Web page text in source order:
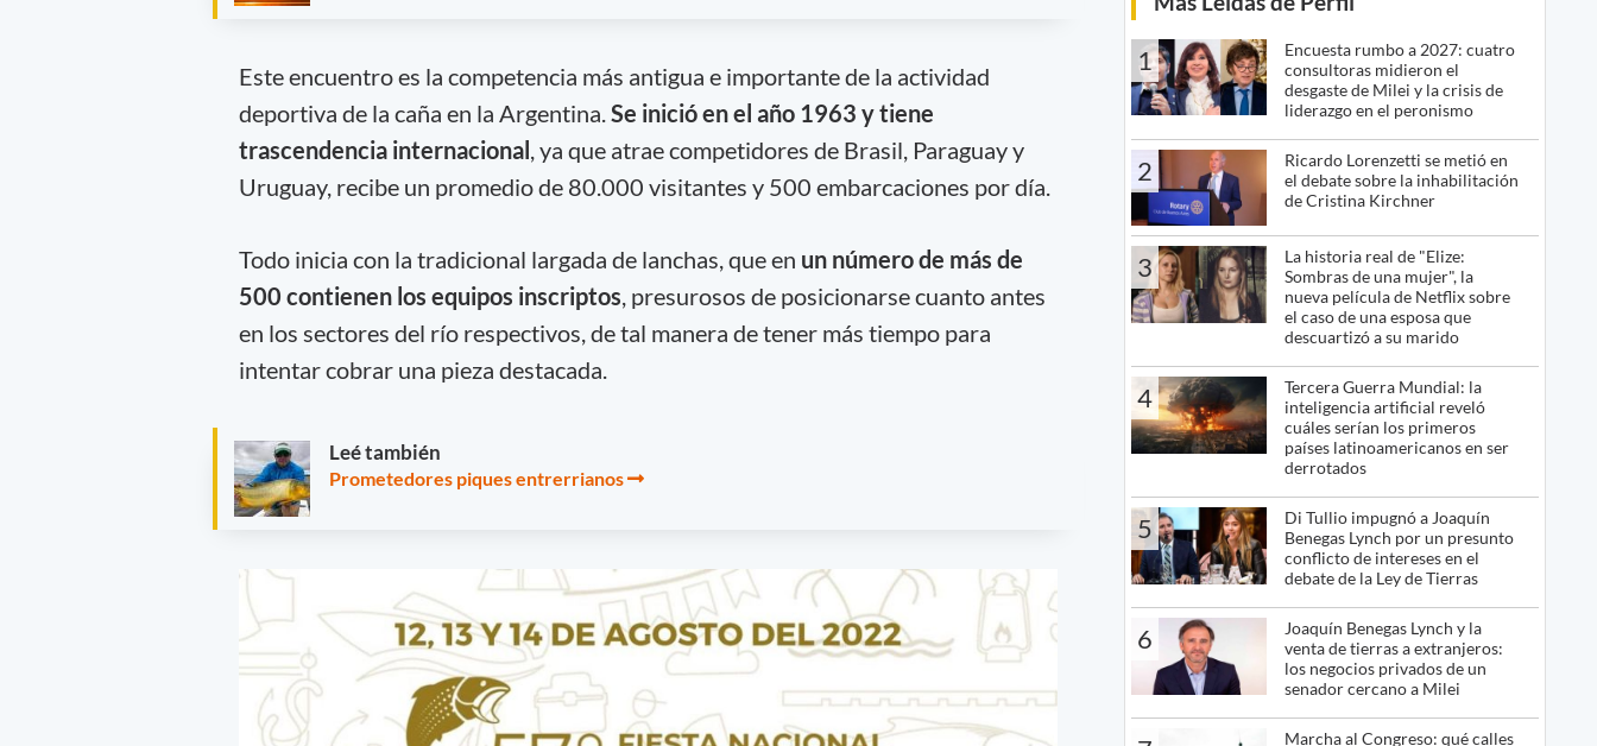
Este encuentro es la competencia más antigua e importante de la actividad
deportiva de la caña en la Argentina. Se inició en el año 1963 y tiene
trascendencia internacional , ya que atrae competidores de Brasil, Paraguay y
Uruguay, recibe un promedio de 80.000 visitantes y 500 embarcaciones por día.
Todo inicia con la tradicional largada de lanchas, que en un número de más de
500 contienen los equipos inscriptos, presurosos de posicionarse cuanto antes
en los sectores del río respectivos, de tal manera de tener más tiempo para
intentar cobrar una pieza destacada.
Leé también
Prometedores piques entrerrianos
1
Encuesta rumbo a 2027: cuatro
consultoras midieron el
desgaste de Milei y la crisis de
liderazgo en el peronismo
2
Ricardo Lorenzetti se metió en
el debate sobre la inhabilitación
de Cristina Kirchner
3
La historia real de "Elize:
Sombras de una mujer", la
nueva película de Netflix sobre
el caso de una esposa que
descuartizó a su marido
4
Tercera Guerra Mundial: la
inteligencia artificial reveló
cuáles serían los primeros
países latinoamericanos en ser
derrotados
5
Di Tullio impugnó a Joaquín
Benegas Lynch por un presunto
conflicto de intereses en el
debate de la Ley de Tierras
6
Joaquín Benegas Lynch y la
venta de tierras a extranjeros:
los negocios privados de un
senador cercano a Milei
Marcha al Congreso: qué calles